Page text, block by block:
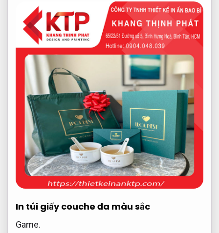
In túi giấy couche đa màu sắc
Game.